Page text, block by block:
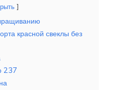
красной свеклы без
237